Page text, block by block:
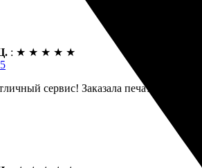
: ★ ★ ★ ★ ★
сервис! Заказала печать в